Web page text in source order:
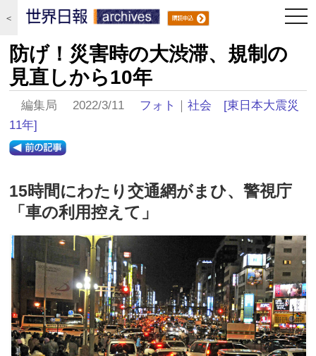
＜
防げ！災害時の大渋滞、規制の
見直しから10年
編集局 2022/3/11 フォト ｜社会
[東日本大震災
11年]
15時間にわたり交通網がまひ、警視庁
「車の利用控えて」